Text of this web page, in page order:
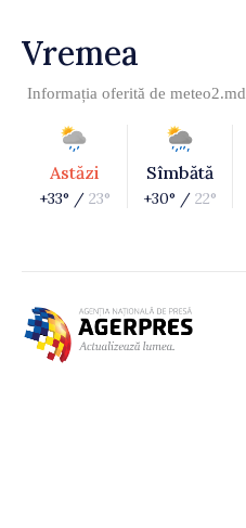
Vremea
Informația oferită de meteo2.md
Astăzi
+33° / 23°
Sîmbătă
+30° / 22°